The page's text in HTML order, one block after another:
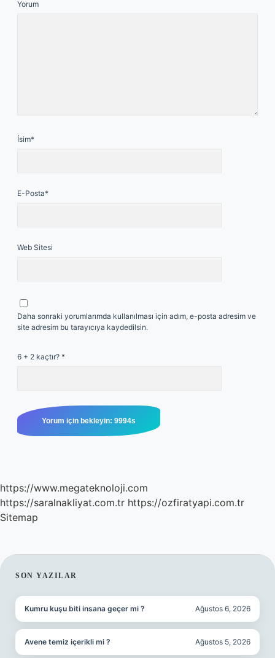
Yorum
İsim*
E-Posta*
Web Sitesi
Daha sonraki yorumlarımda kullanılması için adım, e-posta adresim ve
site adresim bu tarayıcıya kaydedilsin.
6 + 2 kaçtır? *
https://www.megateknoloji.com
https://saralnakliyat.com.tr https://ozfiratyapi.com.tr
Sitemap
SIDEBAR
SON YAZILAR
Kumru kuşu biti insana geçer mi ? Ağustos 6, 2026
Avene temiz içerikli mi ? Ağustos 5, 2026